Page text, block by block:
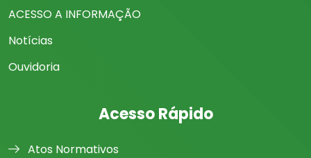
ACESSO A INFORMAÇÃO
Notícias
Ouvidoria
Acesso Rápido
Atos Normativos